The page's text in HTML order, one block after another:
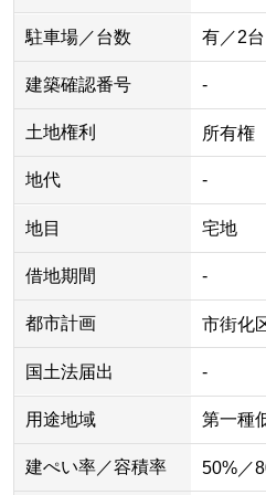
駐車場／台数 有／2台
建築確認番号 -
土地権利 所有権
地代 -
地目 宅地
借地期間 -
都市計画 市街化
国土法届出 -
用途地域 第一種
建ぺい率／容積率 50%／